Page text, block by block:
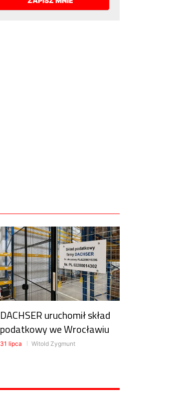
DACHSER uruchomił skład
podatkowy we Wrocławiu
31 lipca Witold Zygmunt